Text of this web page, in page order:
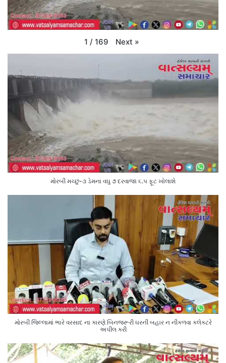
1 / 169 Next »
મોરબી મચ્છુ-૩ ડેમના વઘુ ૭ દરવાજા ૬.૫ ફૂટ ખોલાશે
મોરબી જિલ્લામાં ભારે વરસાદ ના કારણે બિનજરૂરી ઘરની બહાર ન નીકળવા કલેક્ટરે
અપીલ કરી